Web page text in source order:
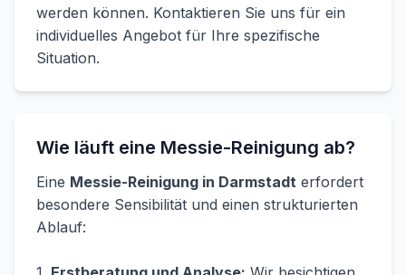
werden können. Kontaktieren Sie uns für ein
individuelles Angebot für Ihre spezifische
Situation.
Wie läuft eine Messie-Reinigung ab?
Eine Messie-Reinigung in Darmstadt erfordert
besondere Sensibilität und einen strukturierten
Ablauf: